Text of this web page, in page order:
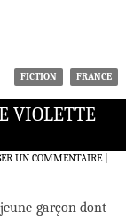
FICTION FRANCE
VIOLETTE
UN COMMENTAIRE|
jeune garçon dont